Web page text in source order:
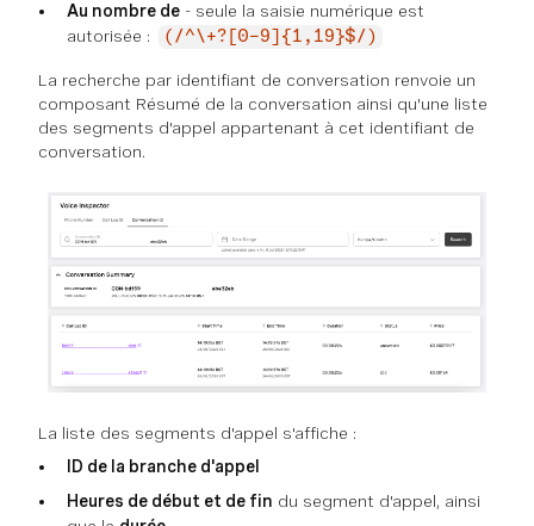
Au nombre de - seule la saisie numérique est
autorisée :
(/^\+?[0-9]{1,19}$/)
La recherche par identifiant de conversation renvoie un
composant Résumé de la conversation ainsi qu'une liste
des segments d'appel appartenant à cet identifiant de
conversation.
La liste des segments d'appel s'affiche :
ID de la branche d'appel
Heures de début et de fin du segment d'appel, ainsi